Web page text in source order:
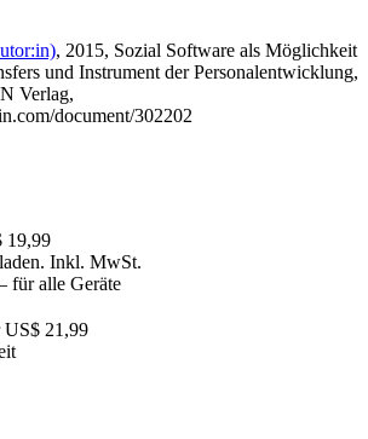
, 2015, Sozial Software als Möglichkeit
und Instrument der Personalentwicklung,
Verlag,
document/302202
19,99
Inkl. MwSt.
für alle Geräte
US$ 21,99